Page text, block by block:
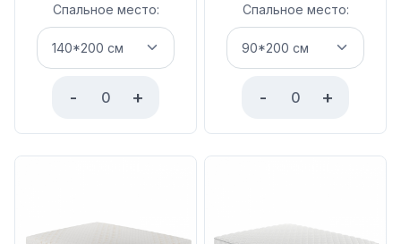
Спальное место:
- +
Спальное место:
- +